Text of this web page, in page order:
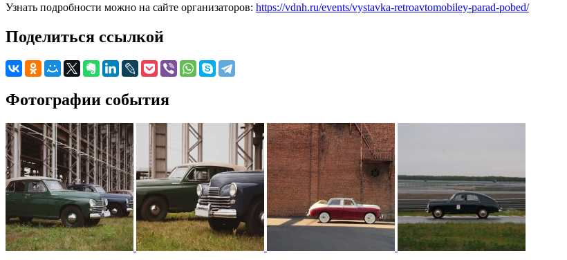
Узнать подробности можно на сайте организаторов: https://vdnh.ru/events/vystavka-retroavtomobiley-parad-pobed/
Поделиться ссылкой
Фотографии события